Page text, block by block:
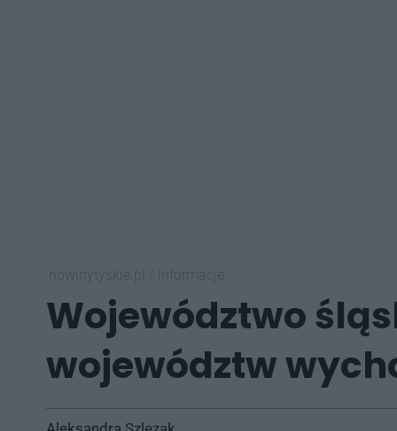
Województwo
województw